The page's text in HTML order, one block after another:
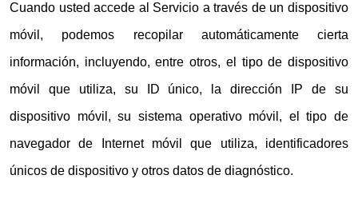
Cuando usted accede al Servicio a través de un dispositivo
móvil, podemos recopilar automáticamente cierta
información, incluyendo, entre otros, el tipo de dispositivo
móvil que utiliza, su ID único, la dirección IP de su
dispositivo móvil, su sistema operativo móvil, el tipo de
navegador de Internet móvil que utiliza, identificadores
únicos de dispositivo y otros datos de diagnóstico.